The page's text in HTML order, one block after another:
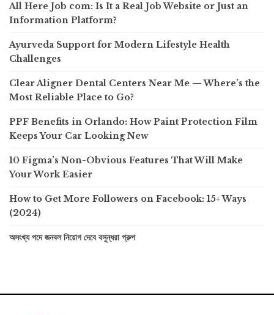
All Here Job com: Is It a Real Job Website or Just an
Information Platform?
Ayurveda Support for Modern Lifestyle Health
Challenges
Clear Aligner Dental Centers Near Me — Where’s the
Most Reliable Place to Go?
PPF Benefits in Orlando: How Paint Protection Film
Keeps Your Car Looking New
10 Figma’s Non-Obvious Features That Will Make
Your Work Easier
How to Get More Followers on Facebook: 15+ Ways
(2024)
অসংখ্য পদে জনবল নিয়োগ দেবে বসুন্ধরা গ্রুপ